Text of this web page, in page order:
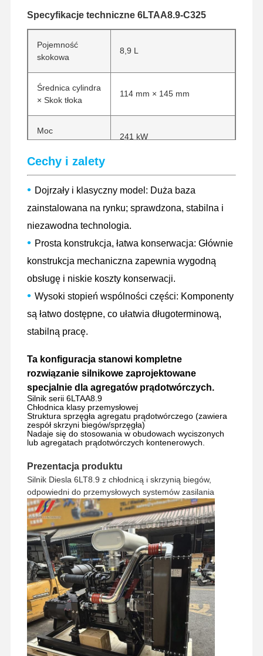
Strona
Główna
Produkty Pokaz VR
Wycieczka
Po Fabryce
Kontrola
Jakości
Skontaktuj
Się Z Nami
Aktualności
Sprawy
Silnik Perkinsa
Silnik Yanmar
Silnik Kubota
Silnik Isuzu
Silnik CUMMINS
Specyfikacje techniczne 6LTAA8.9-C325
Pojemność
skokowa
8,9 L
Średnica cylindra
× Skok tłoka
114 mm × 145 mm
Moc
znamionowa
241 kW
Prędkość biegu
jałowego
znamionowa
2000 obr./min
Masa netto
650 kg
Cechy i zalety
• Dojrzały i klasyczny model: Duża baza
zainstalowana na rynku; sprawdzona, stabilna i
niezawodna technologia.
• Prosta konstrukcja, łatwa konserwacja: Głównie
konstrukcja mechaniczna zapewnia wygodną
obsługę i niskie koszty konserwacji.
• Wysoki stopień wspólności części: Komponenty
są łatwo dostępne, co ułatwia długoterminową,
stabilną pracę.
Ta konfiguracja stanowi kompletne
rozwiązanie silnikowe zaprojektowane
specjalnie dla agregatów prądotwórczych.
Silnik serii 6LTAA8.9
Chłodnica klasy przemysłowej
Struktura sprzęgła agregatu prądotwórczego (zawiera
zespół skrzyni biegów/sprzęgła)
Nadaje się do stosowania w obudowach wyciszonych
lub agregatach prądotwórczych kontenerowych.
Prezentacja produktu
Silnik Diesla 6LT8.9 z chłodnicą i skrzynią biegów,
odpowiedni do przemysłowych systemów zasilania